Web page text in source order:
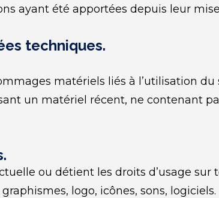
ayant été apportées depuis leur
techniques.
matériels liés à l’utilisation du
un matériel récent, ne contenant
ou détient les droits d’usage sur
logo, icônes, sons, logiciels.